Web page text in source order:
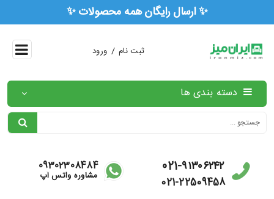
✨ ارسال رایگان همه محصولات ✨
ثبت نام / ورود
دسته بندی ها
021-۹۱۳۰۶۲۴۲
021-22509458
09302308484
مشاوره واتس آپ